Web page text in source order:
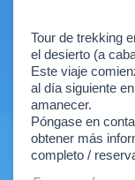
Tour de trekking
el desierto (a
Este viaje
al día siguiente
amanecer.
Póngase en
obtener más
completo /